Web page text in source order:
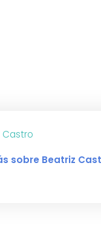
Castro
LinkedIn de
sobre Beatriz